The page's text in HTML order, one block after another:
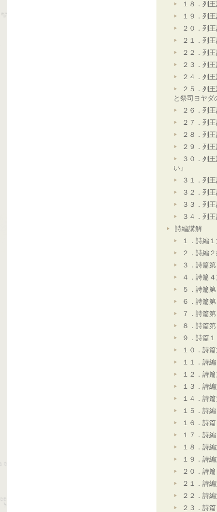
１８．列
１９．列
２０．列
２１．列
２２．列
２３．列
２４．列
２５．列
と祭司ヨヤダ
２６．列
２７．列
２８．列
２９．列
３０．列
い』
３１．列
３２．列
３３．列
３４．列
詩編講解
１．詩編
２．詩編
３．詩篇
４．詩篇
５．詩篇
６．詩篇
７．詩篇
８．詩篇
９．詩篇
１０．詩
１１．詩
１２．詩
１３．詩
１４．詩
１５．詩
１６．詩
１７．詩
１８．詩
１９．詩
２０．詩
２１．詩
２２．詩
２３．詩